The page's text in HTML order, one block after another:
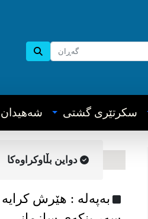
سکرتێری گشتی شه‌هیدان
دواین بڵاوکراوه‌کا
به‌په‌له‌ : هێرش کرایە